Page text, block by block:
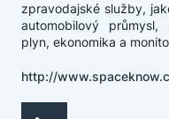
zpravodajské služby,
automobilový
plyn, ekonomika a
http://